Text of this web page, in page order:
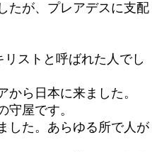
たが、プレアデスに支配
リストと呼ばれた人でし
から日本に来ました。
守屋です。
した。あらゆる所で人が